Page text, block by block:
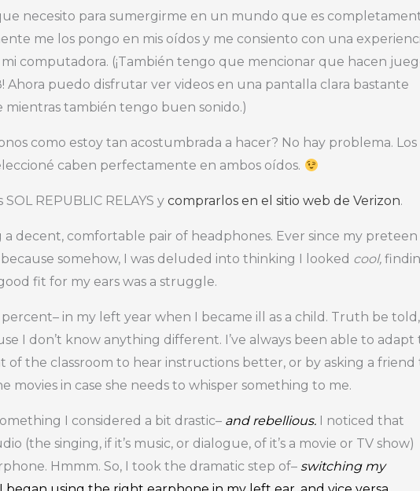
necesito para sumergirme en un mundo que es
me los pongo en mis oídos y me consiento con una
computadora. (¡También tengo que mencionar que hacen
Ahora puedo disfrutar ver videos en una pantalla clara bastante
mientras también tengo buen sonido.)
como estoy tan acostumbrada a hacer? No hay problema. Los
caben perfectamente en ambos oídos.
REPUBLIC RELAYS y comprarlos en el sitio web de Verizon.
a decent, comfortable pair of headphones. Ever since my preteen
somehow, I was deluded into thinking I looked cool,
fit for my ears was a struggle.
in my left year when I became ill as a child. Truth be
I don’t know anything different. I’ve always been able to adapt
the classroom to hear instructions better, or by asking a friend
movies in case she needs to whisper something to me.
I considered a bit drastic– and rebellious. I noticed that
(the singing, if it’s music, or dialogue, of it’s a movie or TV show)
Hmmm. So, I took the dramatic step of– switching my